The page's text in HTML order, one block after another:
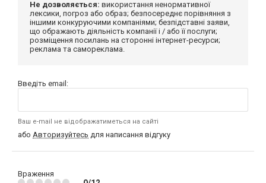
Не дозволяється: використання ненормативної
лексики, погроз або образ; безпосереднє порівняння з
іншими конкуруючими компаніями; безпідставні заяви,
що ображають діяльність компанії і / або її послуги;
розміщення посилань на сторонні інтернет-ресурси;
реклама та самореклама.
Введіть email:
Ваш e-mail не відображатиметься на сайті
або Авторизуйтесь для написання відгуку
Враження